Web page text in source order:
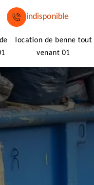
indisponible
location de benne tout
venant 01